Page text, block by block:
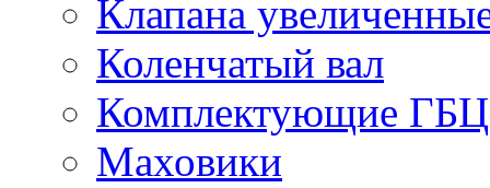
Клапана
Коленчатый вал
Комплектующие ГБЦ
Маховики